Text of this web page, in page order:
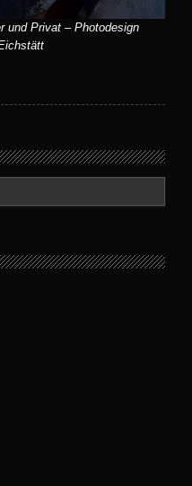
und Privat – Photodesign